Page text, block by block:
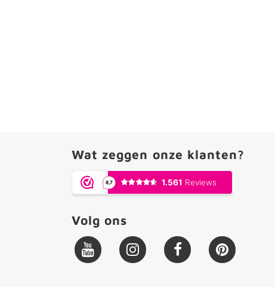
Wat zeggen onze klanten?
Volg ons